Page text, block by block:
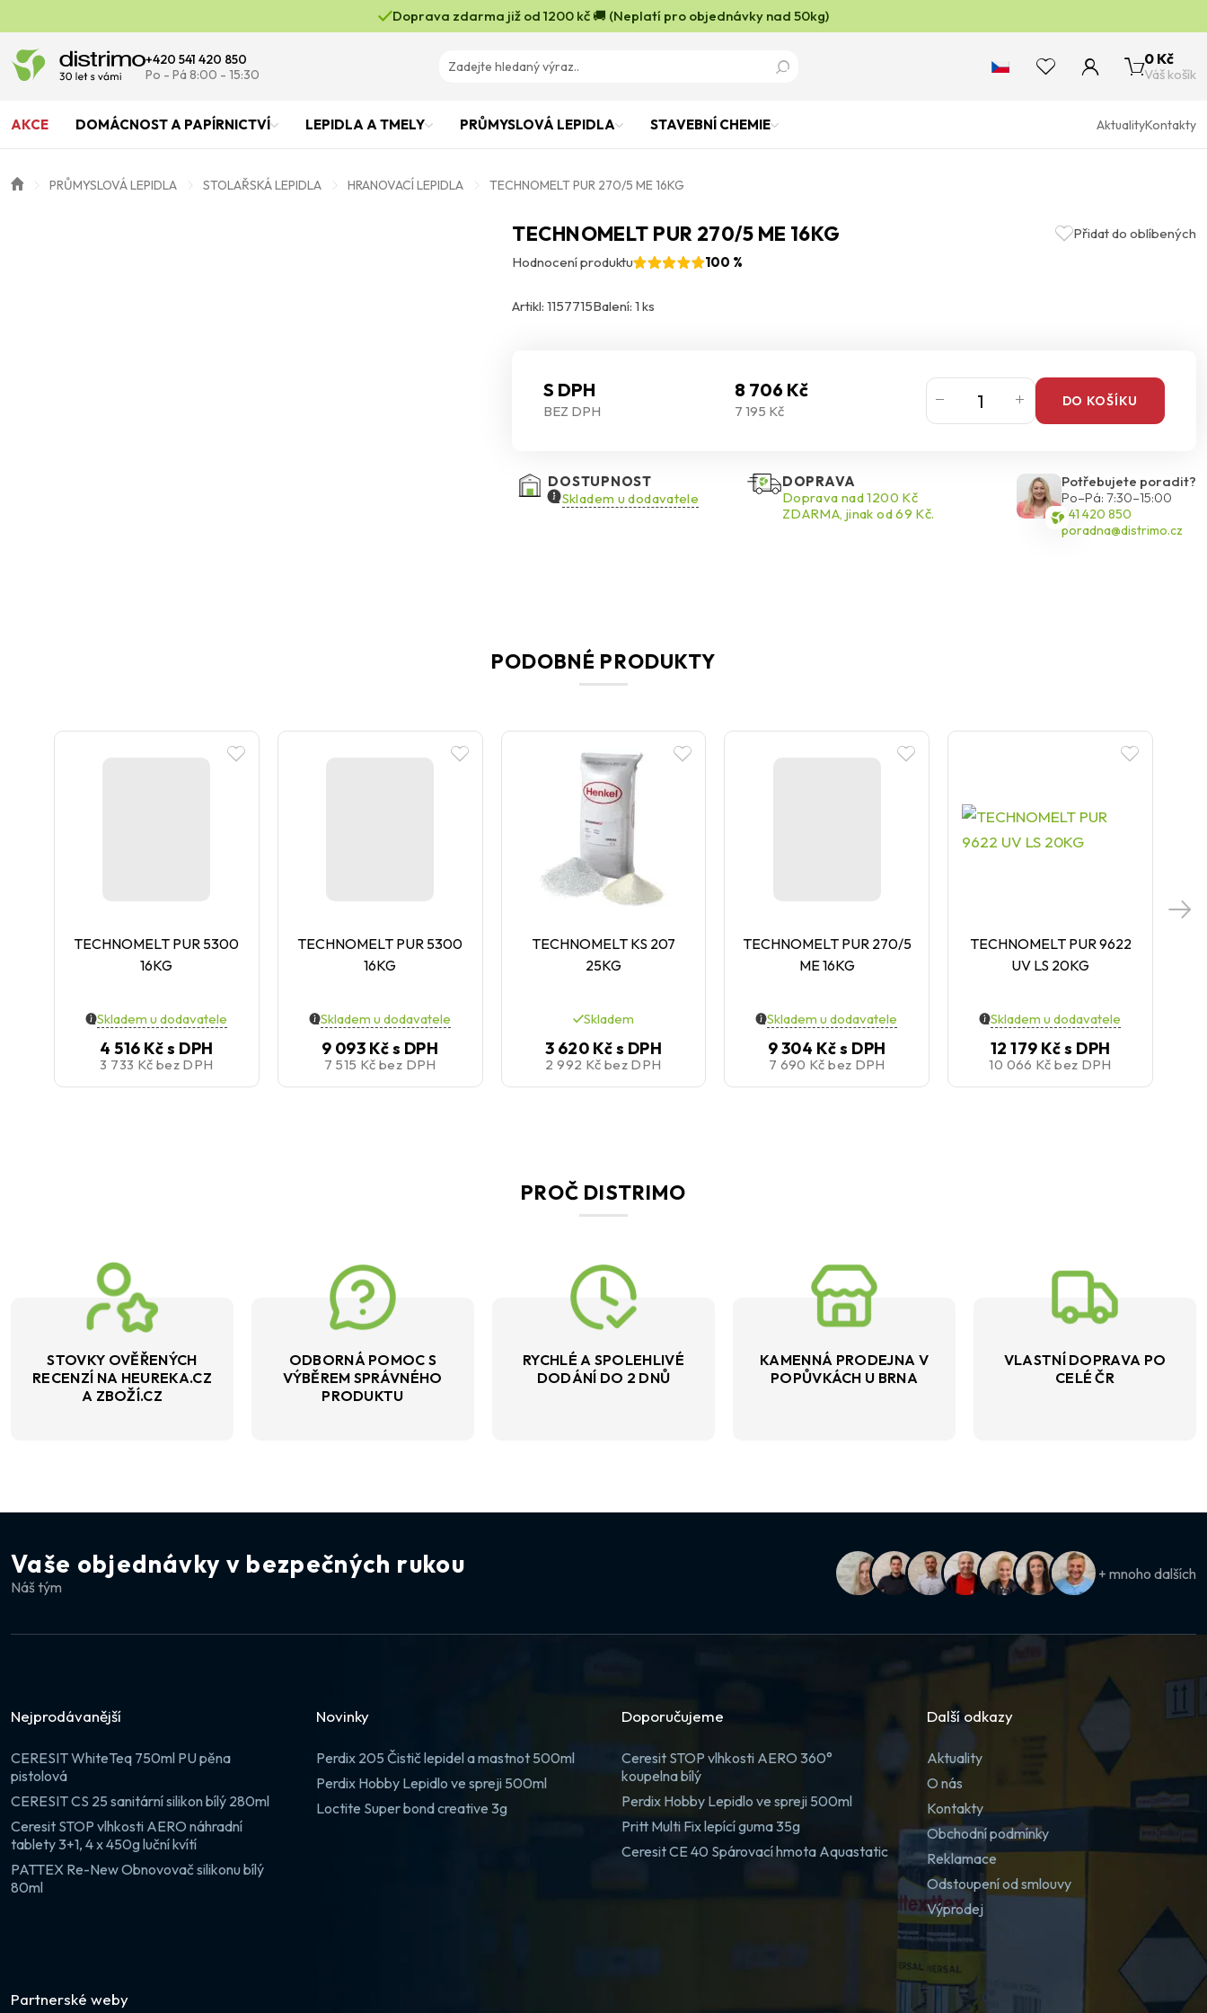
Doprava zdarma již od 1200 kč 🚚 (Neplatí pro objednávky nad 50kg)
+420 541 420 850
Po - Pá 8:00 - 15:30
0 Kč
Váš košík
AKCE DOMÁCNOST A PAPÍRNICTVÍ LEPIDLA A TMELY PRŮMYSLOVÁ LEPIDLA STAVEBNÍ CHEMIE AktualityKontakty
PRŮMYSLOVÁ LEPIDLA STOLAŘSKÁ LEPIDLA HRANOVACÍ LEPIDLA TECHNOMELT PUR 270/5 ME 16KG
TECHNOMELT PUR 270/5 ME 16KG
Přidat do oblíbených
Hodnocení produktu
100 %
Artikl: 1157715Balení: 1 ks
S DPH 8 706 Kč
BEZ DPH 7 195 Kč
DO KOŠÍKU
DOSTUPNOST
Skladem u dodavatele
DOPRAVA
Doprava nad 1200 Kč
ZDARMA, jinak od 69 Kč.
Potřebujete poradit?
Po–Pá: 7:30–15:00
541 420 850
poradna@distrimo.cz
PODOBNÉ PRODUKTY
TECHNOMELT PUR 5300
16KG
Skladem u dodavatele
4 516 Kčs DPH
3 733 Kč bez DPH
TECHNOMELT PUR 5300
16KG
Skladem u dodavatele
9 093 Kčs DPH
7 515 Kčbez DPH
TECHNOMELT KS 207
25KG
Skladem
3 620 Kčs DPH
2 992 Kč bez DPH
TECHNOMELT PUR 270/5
ME 16KG
Skladem u dodavatele
9 304 Kčs DPH
7 690 Kčbez DPH
TECHNOMELT PUR 9622
UV LS 20KG
Skladem u dodavatele
12 179 Kčs DPH
10 066 Kčbez DPH
PROČ DISTRIMO
STOVKY OVĚŘENÝCH
RECENZÍ NA HEUREKA.CZ
A ZBOŽÍ.CZ
ODBORNÁ POMOC S
VÝBĚREM SPRÁVNÉHO
PRODUKTU
RYCHLÉ A SPOLEHLIVÉ
DODÁNÍ DO 2 DNŮ
KAMENNÁ PRODEJNA V
POPŮVKÁCH U BRNA
VLASTNÍ DOPRAVA PO
CELÉ ČR
Vaše objednávky v bezpečných rukou
Náš tým
+ mnoho dalších
Nejprodávanější
CERESIT WhiteTeq 750ml PU pěna
pistolová
CERESIT CS 25 sanitární silikon bílý 280ml
Ceresit STOP vlhkosti AERO náhradní
tablety 3+1, 4 x 450g luční kvítí
PATTEX Re-New Obnovovač silikonu bílý
80ml
Novinky
Perdix 205 Čistič lepidel a mastnot 500ml
Perdix Hobby Lepidlo ve spreji 500ml
Loctite Super bond creative 3g
Doporučujeme
Ceresit STOP vlhkosti AERO 360°
koupelna bílý
Perdix Hobby Lepidlo ve spreji 500ml
Pritt Multi Fix lepící guma 35g
Ceresit CE 40 Spárovací hmota Aquastatic
Další odkazy
Aktuality
O nás
Kontakty
Obchodní podmínky
Reklamace
Odstoupení od smlouvy
Výprodej
Partnerské weby